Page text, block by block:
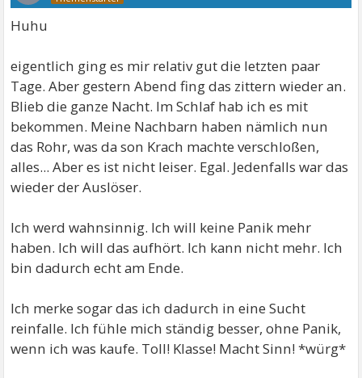
Huhu
eigentlich ging es mir relativ gut die letzten paar
Tage. Aber gestern Abend fing das zittern wieder an.
Blieb die ganze Nacht. Im Schlaf hab ich es mit
bekommen. Meine Nachbarn haben nämlich nun
das Rohr, was da son Krach machte verschloßen,
alles... Aber es ist nicht leiser. Egal. Jedenfalls war das
wieder der Auslöser.
Ich werd wahnsinnig. Ich will keine Panik mehr
haben. Ich will das aufhört. Ich kann nicht mehr. Ich
bin dadurch echt am Ende.
Ich merke sogar das ich dadurch in eine Sucht
reinfalle. Ich fühle mich ständig besser, ohne Panik,
wenn ich was kaufe. Toll! Klasse! Macht Sinn! *würg*